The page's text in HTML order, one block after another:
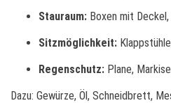
Stauraum: Boxen mit
Sitzmöglichkeit:
Regenschutz: Plane,
Dazu: Gewürze, Öl, Schneidbrett,